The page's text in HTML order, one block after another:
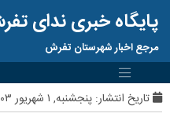
پایگاه خبری ندای
مرجع اخبار شهرستان تفرش
تاریخ انتشار: پنجشنبه, ۱ شهریور ۱۴۰۳ ساعت:11:07